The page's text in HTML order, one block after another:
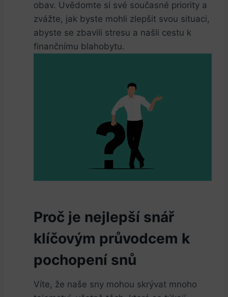
obav. Uvědomte si své současné⁣ priority a
zvážte, jak byste mohli zlepšit svou⁢ situaci,
abyste ​se zbavili stresu a našli cestu k
finančnímu blahobytu.
Proč je nejlepší snář
klíčovým ⁣průvodcem k
pochopení ‌snů
Víte, ​že naše sny mohou ⁣skrývat mnoho